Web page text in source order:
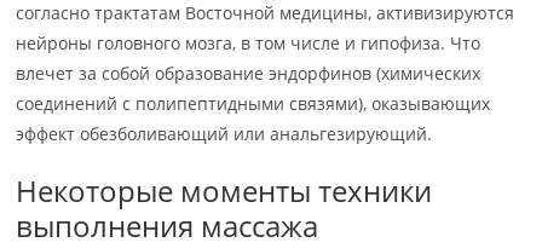
согласно трактатам Восточной медицины, активизируются
нейроны головного мозга, в том числе и гипофиза. Что
влечет за собой образование эндорфинов (химических
соединений с полипептидными связями), оказывающих
эффект обезболивающий или анальгезирующий.
Некоторые моменты техники
выполнения массажа